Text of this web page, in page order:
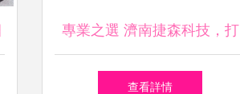
專業之選 濟南捷森科技，打
造優質二碼公益全返系統APP
查看詳情